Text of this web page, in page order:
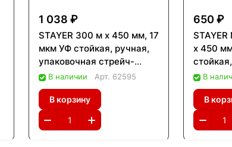
1 038 ₽
STAYER 300 м х 450 мм, 17
мкм УФ стойкая, ручная,
упаковочная стрейч-
пленка, MASTER (12611)
В наличии Арт. 62595
В корзину
650 ₽
х 450
пленка
В
В